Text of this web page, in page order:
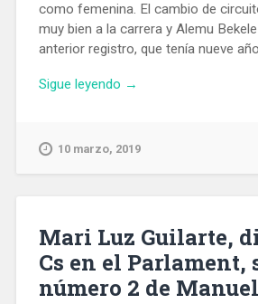
como femenina. El cambio de
muy bien a la carrera y Alemu
anterior registro, que tenía nueve
Sigue leyendo «Los
la
nuevo
récord
masculino
→
10 marzo, 2019
Mari Luz Guilarte,
Cs en el Parlament,
número 2 de